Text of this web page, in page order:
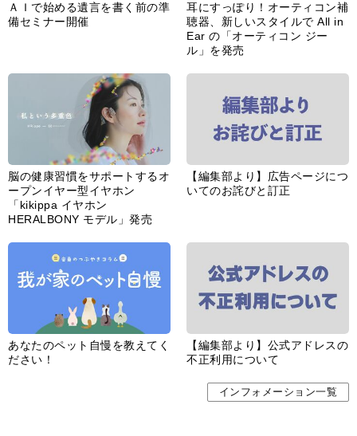
ＡＩで始める遺言を書く前の準
備セミナー開催
耳にすっぽり！オーティコン補
聴器、新しいスタイルで All in
Ear の「オーティコン ジー
ル」を発売
脳の健康習慣をサポートするオ
ープンイヤー型イヤホン
「kikippa イヤホン
HERALBONY モデル」発売
【編集部より】広告ページにつ
いてのお詫びと訂正
あなたのペット自慢を教えてく
ださい！
【編集部より】公式アドレスの
不正利用について
インフォメーション一覧